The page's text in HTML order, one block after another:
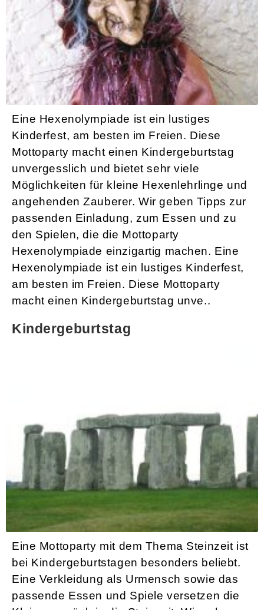
Mottoparty Hexenolympiade
Eine Hexenolympiade ist ein lustiges
Kinderfest, am besten im Freien. Diese
Mottoparty macht einen Kindergeburtstag
unvergesslich und bietet sehr viele
Möglichkeiten für kleine Hexenlehrlinge und
angehenden Zauberer. Wir geben Tipps zur
passenden Einladung, zum Essen und zu
den Spielen, die die Mottoparty
Hexenolympiade einzigartig machen. Eine
Hexenolympiade ist ein lustiges Kinderfest,
am besten im Freien. Diese Mottoparty
macht einen Kindergeburtstag unve..
Kindergeburtstag
Kindergeburtstag in der Steinzeit
Eine Mottoparty mit dem Thema Steinzeit ist
bei Kindergeburtstagen besonders beliebt.
Eine Verkleidung als Urmensch sowie das
passende Essen und Spiele versetzen die